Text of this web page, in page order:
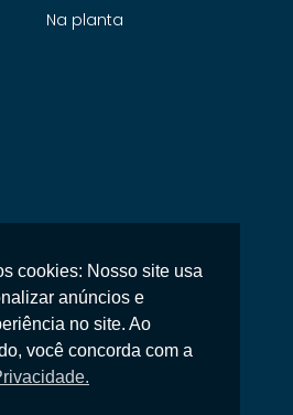
vendemos apenas imóveis,
e um atendimento
Na planta
cookies: Nosso site usa
anúncios e
no site. Ao
você concorda com a